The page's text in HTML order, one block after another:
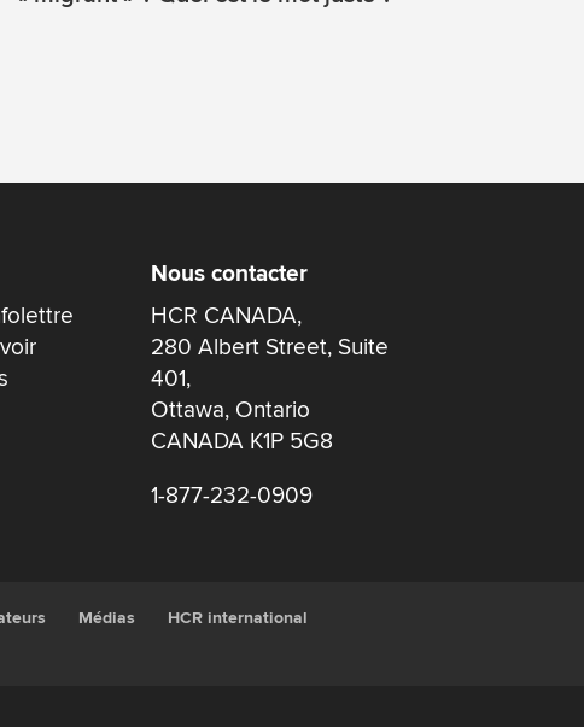
Nous contacter
HCR CANADA,
280 Albert Street, Suite
401,
Ottawa, Ontario
CANADA K1P 5G8
1-877-232-0909
Médias
HCR international